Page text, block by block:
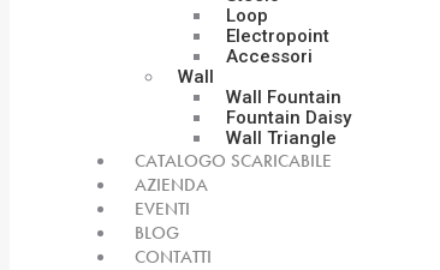
Loop
Electropoint
Accessori
Wall
Wall Fountain
Fountain Daisy
Wall Triangle
CATALOGO SCARICABILE
AZIENDA
EVENTI
BLOG
CONTATTI